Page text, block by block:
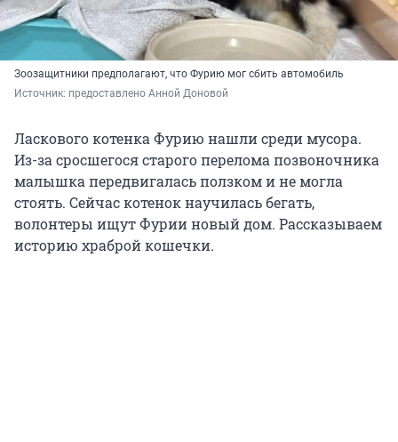
Зоозащитники предполагают, что Фурию мог сбить автомобиль
Источник: предоставлено Анной Доновой
Ласкового котенка Фурию нашли среди мусора.
Из-за сросшегося старого перелома позвоночника
малышка передвигалась ползком и не могла
стоять. Сейчас котенок научилась бегать,
волонтеры ищут Фурии новый дом. Рассказываем
историю храброй кошечки.